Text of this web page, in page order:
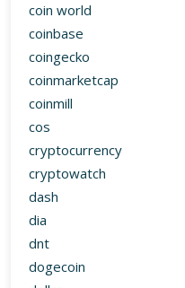
coin world
coinbase
coingecko
coinmarketcap
coinmill
cos
cryptocurrency
cryptowatch
dash
dia
dnt
dogecoin